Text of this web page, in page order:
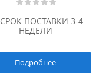
СРОК ПОСТАВКИ 3-4
НЕДЕЛИ
Подробнее